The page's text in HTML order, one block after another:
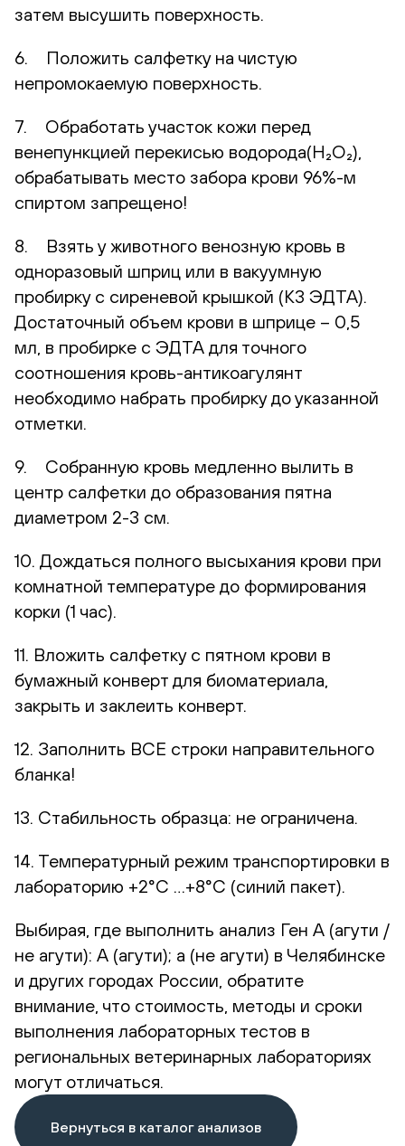
затем высушить поверхность.
6. Положить салфетку на чистую
непромокаемую поверхность.
7. Обработать участок кожи перед
венепункцией перекисью водорода(H₂O₂),
обрабатывать место забора крови 96%-м
спиртом запрещено!
8. Взять у животного венозную кровь в
одноразовый шприц или в вакуумную
пробирку с сиреневой крышкой (К3 ЭДТА).
Достаточный объем крови в шприце – 0,5
мл, в пробирке с ЭДТА для точного
соотношения кровь-антикоагулянт
необходимо набрать пробирку до указанной
отметки.
9. Собранную кровь медленно вылить в
центр салфетки до образования пятна
диаметром 2-3 см.
10. Дождаться полного высыхания крови при
комнатной температуре до формирования
корки (1 час).
11. Вложить салфетку с пятном крови в
бумажный конверт для биоматериала,
закрыть и заклеить конверт.
12. Заполнить ВСЕ строки направительного
бланка!
13. Стабильность образца: не ограничена.
14. Температурный режим транспортировки в
лабораторию +2°С …+8°С (синий пакет).
Выбирая, где выполнить анализ Ген А (агути /
не агути): А (агути); а (не агути) в Челябинске
и других городах России, обратите
внимание, что стоимость, методы и сроки
выполнения лабораторных тестов в
региональных ветеринарных лабораториях
могут отличаться.
Вернуться в каталог анализов